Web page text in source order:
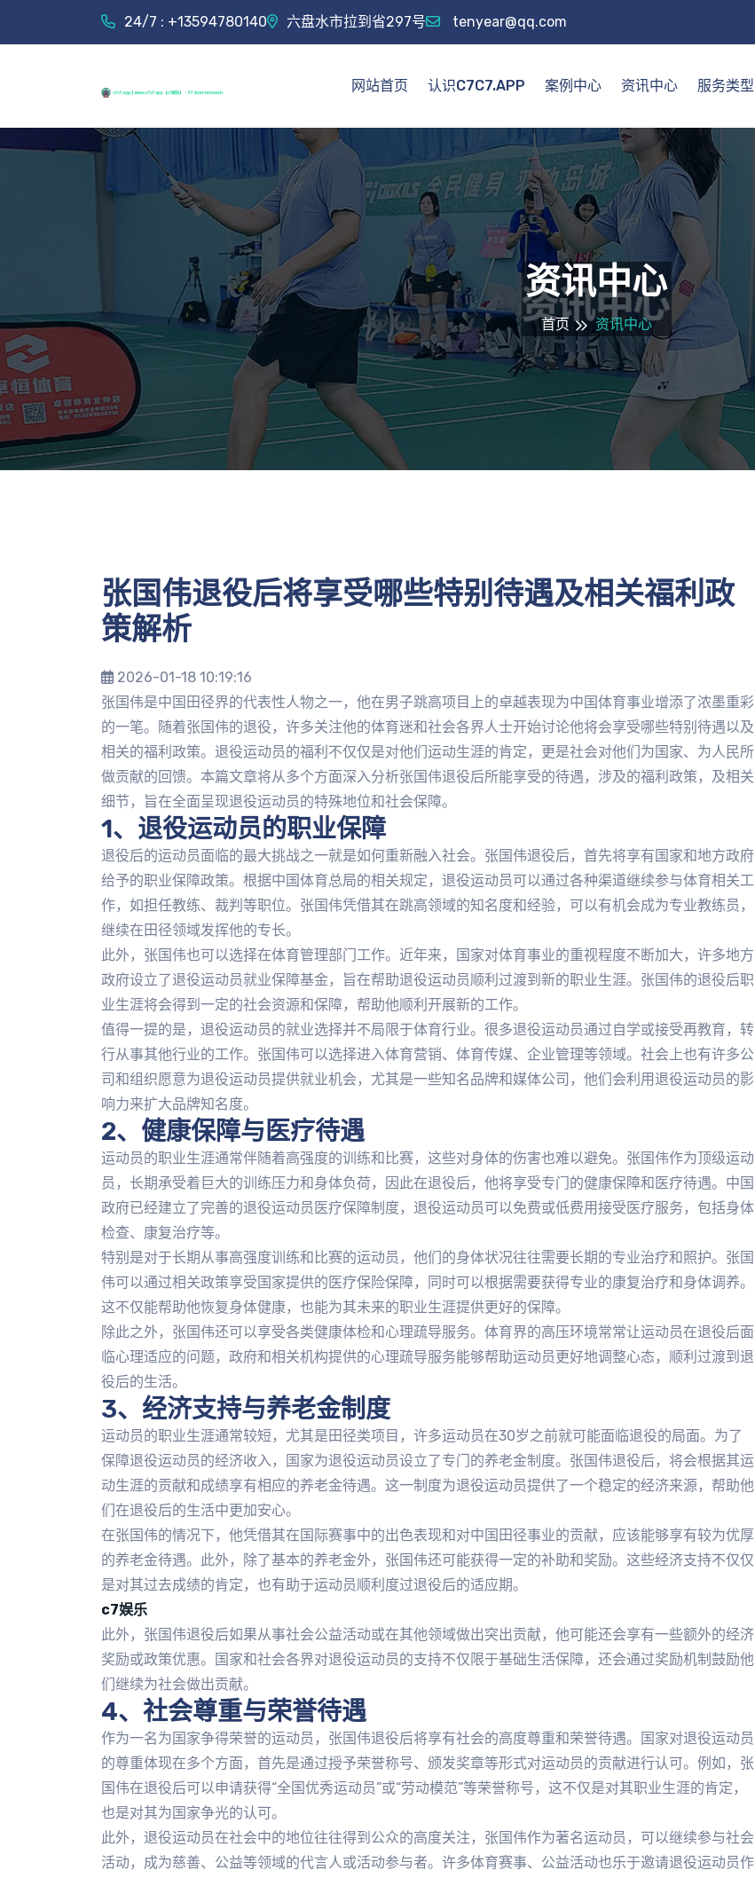
24/7 : +13594780140 六盘水市拉到省297号 tenyear@qq.com
网站首页 认识C7C7.APP 案例中心 资讯中心 服务类型
资讯中心
首页 资讯中心
张国伟退役后将享受哪些特别待遇及相关福利政
策解析
2026-01-18 10:19:16
张国伟是中国田径界的代表性人物之一，他在男子跳高项目上的卓越表现为中国体育事业增添了浓墨重彩
的一笔。随着张国伟的退役，许多关注他的体育迷和社会各界人士开始讨论他将会享受哪些特别待遇以及
相关的福利政策。退役运动员的福利不仅仅是对他们运动生涯的肯定，更是社会对他们为国家、为人民所
做贡献的回馈。本篇文章将从多个方面深入分析张国伟退役后所能享受的待遇，涉及的福利政策，及相关
细节，旨在全面呈现退役运动员的特殊地位和社会保障。
1、退役运动员的职业保障
退役后的运动员面临的最大挑战之一就是如何重新融入社会。张国伟退役后，首先将享有国家和地方政府
给予的职业保障政策。根据中国体育总局的相关规定，退役运动员可以通过各种渠道继续参与体育相关工
作，如担任教练、裁判等职位。张国伟凭借其在跳高领域的知名度和经验，可以有机会成为专业教练员，
继续在田径领域发挥他的专长。
此外，张国伟也可以选择在体育管理部门工作。近年来，国家对体育事业的重视程度不断加大，许多地方
政府设立了退役运动员就业保障基金，旨在帮助退役运动员顺利过渡到新的职业生涯。张国伟的退役后职
业生涯将会得到一定的社会资源和保障，帮助他顺利开展新的工作。
值得一提的是，退役运动员的就业选择并不局限于体育行业。很多退役运动员通过自学或接受再教育，转
行从事其他行业的工作。张国伟可以选择进入体育营销、体育传媒、企业管理等领域。社会上也有许多公
司和组织愿意为退役运动员提供就业机会，尤其是一些知名品牌和媒体公司，他们会利用退役运动员的影
响力来扩大品牌知名度。
2、健康保障与医疗待遇
运动员的职业生涯通常伴随着高强度的训练和比赛，这些对身体的伤害也难以避免。张国伟作为顶级运动
员，长期承受着巨大的训练压力和身体负荷，因此在退役后，他将享受专门的健康保障和医疗待遇。中国
政府已经建立了完善的退役运动员医疗保障制度，退役运动员可以免费或低费用接受医疗服务，包括身体
检查、康复治疗等。
特别是对于长期从事高强度训练和比赛的运动员，他们的身体状况往往需要长期的专业治疗和照护。张国
伟可以通过相关政策享受国家提供的医疗保险保障，同时可以根据需要获得专业的康复治疗和身体调养。
这不仅能帮助他恢复身体健康，也能为其未来的职业生涯提供更好的保障。
除此之外，张国伟还可以享受各类健康体检和心理疏导服务。体育界的高压环境常常让运动员在退役后面
临心理适应的问题，政府和相关机构提供的心理疏导服务能够帮助运动员更好地调整心态，顺利过渡到退
役后的生活。
3、经济支持与养老金制度
运动员的职业生涯通常较短，尤其是田径类项目，许多运动员在30岁之前就可能面临退役的局面。为了
保障退役运动员的经济收入，国家为退役运动员设立了专门的养老金制度。张国伟退役后，将会根据其运
动生涯的贡献和成绩享有相应的养老金待遇。这一制度为退役运动员提供了一个稳定的经济来源，帮助他
们在退役后的生活中更加安心。
在张国伟的情况下，他凭借其在国际赛事中的出色表现和对中国田径事业的贡献，应该能够享有较为优厚
的养老金待遇。此外，除了基本的养老金外，张国伟还可能获得一定的补助和奖励。这些经济支持不仅仅
是对其过去成绩的肯定，也有助于运动员顺利度过退役后的适应期。
c7娱乐
此外，张国伟退役后如果从事社会公益活动或在其他领域做出突出贡献，他可能还会享有一些额外的经济
奖励或政策优惠。国家和社会各界对退役运动员的支持不仅限于基础生活保障，还会通过奖励机制鼓励他
们继续为社会做出贡献。
4、社会尊重与荣誉待遇
作为一名为国家争得荣誉的运动员，张国伟退役后将享有社会的高度尊重和荣誉待遇。国家对退役运动员
的尊重体现在多个方面，首先是通过授予荣誉称号、颁发奖章等形式对运动员的贡献进行认可。例如，张
国伟在退役后可以申请获得“全国优秀运动员”或“劳动模范”等荣誉称号，这不仅是对其职业生涯的肯定，
也是对其为国家争光的认可。
此外，退役运动员在社会中的地位往往得到公众的高度关注，张国伟作为著名运动员，可以继续参与社会
活动，成为慈善、公益等领域的代言人或活动参与者。许多体育赛事、公益活动也乐于邀请退役运动员作